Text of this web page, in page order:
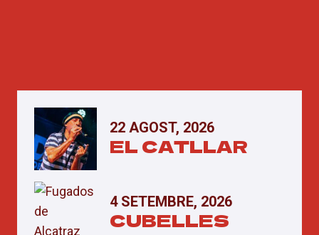
22 AGOST, 2026
EL CATLLAR
4 SETEMBRE, 2026
CUBELLES